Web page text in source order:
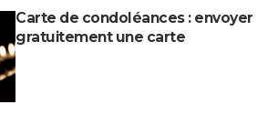
Carte de condoléances : envoyer
gratuitement une carte